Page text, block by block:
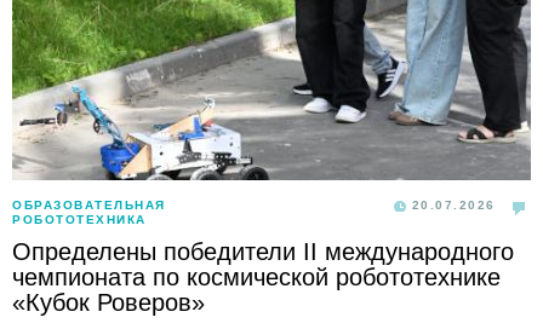
ОБРАЗОВАТЕЛЬНАЯ
РОБОТОТЕХНИКА
20.07.2026
Определены победители II международного
чемпионата по космической робототехнике
«Кубок Роверов»